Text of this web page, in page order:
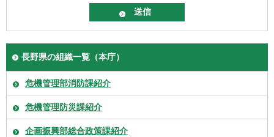
長野県の組織一覧（本庁）
危機管理部消防課紹介
危機管理防災課紹介
企画振興部総合政策課紹介